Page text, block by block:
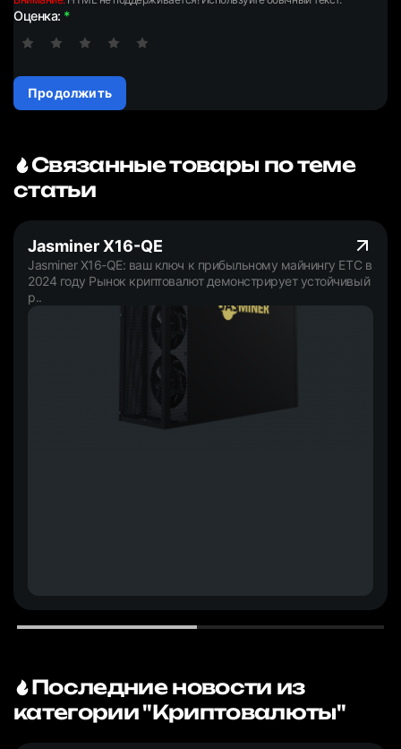
Оценка:
Продолжить
Связанные товары по теме
статьи
Jasminer X16-QE
Jasminer X16-QE: ваш ключ к прибыльному майнингу ETC в
2024 году Рынок криптовалют демонстрирует устойчивый
р..
Последние новости из
категории "Криптовалюты"